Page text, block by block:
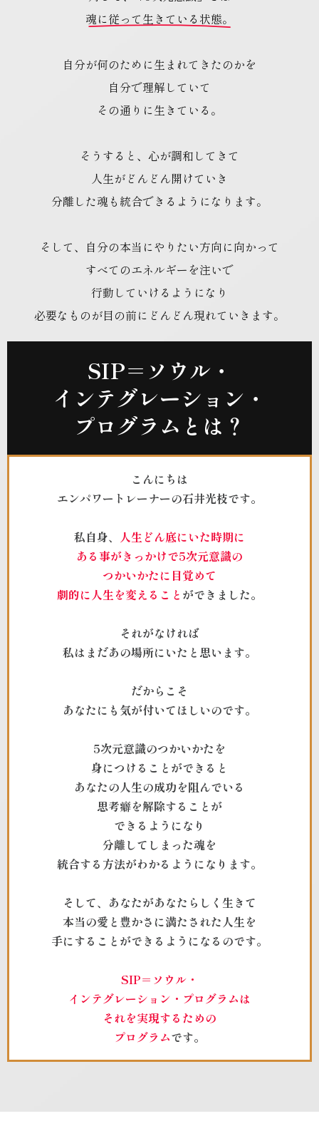
魂に従って生きている状態。
自分が何のために生まれてきたのかを
自分で理解していて
その通りに生きている。
そうすると、心が調和してきて
人生がどんどん開けていき
分離した魂も統合できるようになります。
そして、自分の本当にやりたい方向に向かって
すべてのエネルギーを注いで
行動していけるようになり
必要なものが目の前にどんどん現れていきます。
SIP＝ソウル・
インテグレーション・
プログラム とは？
こんにちは
エンパワートレーナーの石井光枝です。
私自身、
人生どん底にいた時期に
ある事がきっかけで5次元意識の
つかいかたに目覚めて
劇的に人生を変えること ができました。
それがなければ
私はまだあの場所にいたと思います。
だからこそ
あなたにも気が付いてほしいのです。
5次元意識のつかいかたを
身につけることができると
あなたの人生の成功を阻んでいる
思考癖を解除することが
できるようになり
分離してしまった魂を
統合する方法がわかるようになります。
そして、あなたがあなたらしく生きて
本当の愛と豊かさに満たされた人生を
手にすることができるようになるのです。
SIP＝ソウル・
インテグレーション・プログラムは
それを実現するための
プログラムです。